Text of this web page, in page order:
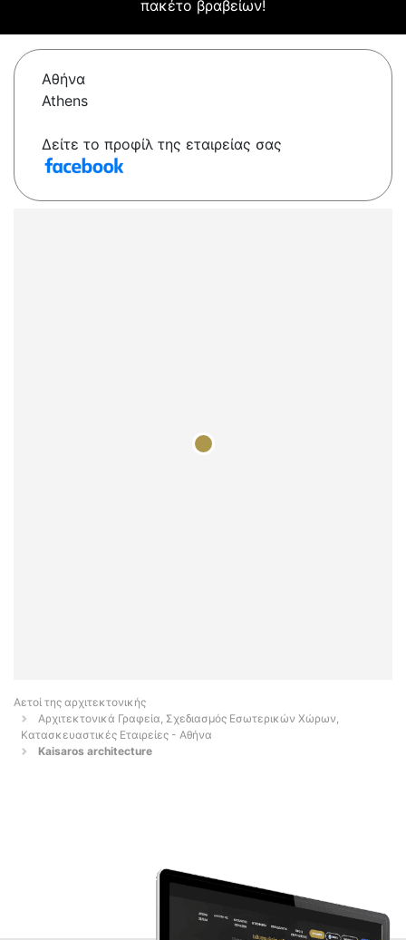
πακέτο βραβείων!
Αθήνα
Athens
Δείτε το προφίλ της εταιρείας σας
Αετοί της αρχιτεκτονικής
Αρχιτεκτονικά Γραφεία, Σχεδιασμός Εσωτερικών Χώρων,
Κατασκευαστικές Εταιρείες - Αθήνα
Kaisaros architecture